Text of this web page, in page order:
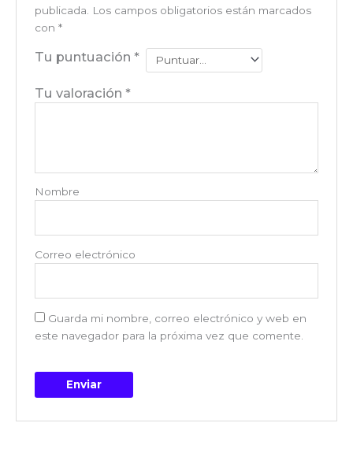
publicada.
Los campos obligatorios están marcados
con *
Tu puntuación *
Tu valoración *
Nombre
Correo electrónico
Guarda mi nombre, correo electrónico y web en
este navegador para la próxima vez que comente.